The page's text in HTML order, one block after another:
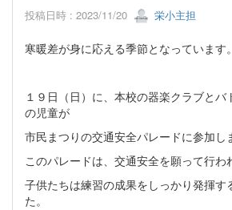
投稿日時 : 2023/11/20 栄小主担
寒暖差が身に応える季節となっています。
１９日（日）に、本校の器楽クラブと
の児童が
市民まつりの交通安全パレードに参加し
このパレードは、交通安全を願って行わ
子供たちは練習の成果をしっかり発揮す
た。